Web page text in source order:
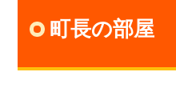
町長の部屋